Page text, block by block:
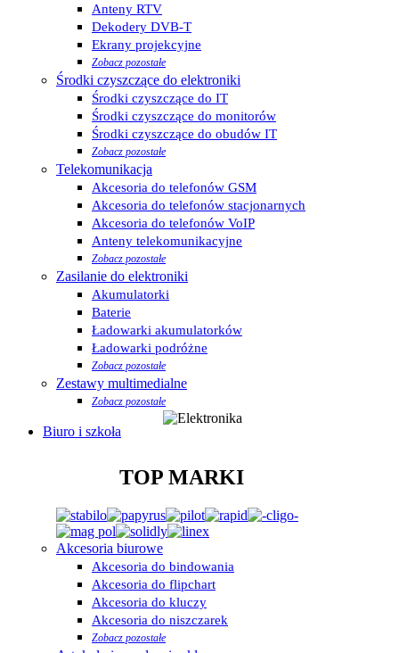
Anteny RTV
Dekodery DVB-T
Ekrany projekcyjne
Zobacz pozostałe
Środki czyszczące do elektroniki
Środki czyszczące do IT
Środki czyszczące do monitorów
Środki czyszczące do obudów IT
Zobacz pozostałe
Telekomunikacja
Akcesoria do telefonów GSM
Akcesoria do telefonów stacjonarnych
Akcesoria do telefonów VoIP
Anteny telekomunikacyjne
Zobacz pozostałe
Zasilanie do elektroniki
Akumulatorki
Baterie
Ładowarki akumulatorków
Ładowarki podróżne
Zobacz pozostałe
Zestawy multimedialne
Zobacz pozostałe
Biuro i szkoła
TOP MARKI
Akcesoria biurowe
Akcesoria do bindowania
Akcesoria do flipchart
Akcesoria do kluczy
Akcesoria do niszczarek
Zobacz pozostałe